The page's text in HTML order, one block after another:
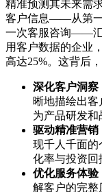
精准预测其未来需
客户信息——从第一
一次客服咨询——汇
用客户数据的企业
高达25%。这背后
深化客户洞察
晰地描绘出
为产品研发和
驱动精准营销
现千人千面的
化率与投资回
优化服务体验
解客户的完整